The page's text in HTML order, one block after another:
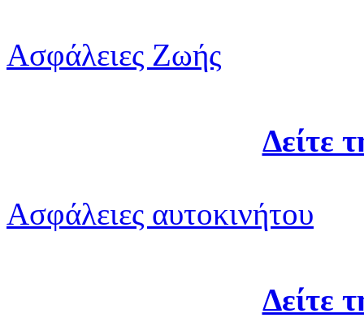
Ασφάλειες Ζωής
Δείτε
Ασφάλειες αυτοκινήτου
Δείτε